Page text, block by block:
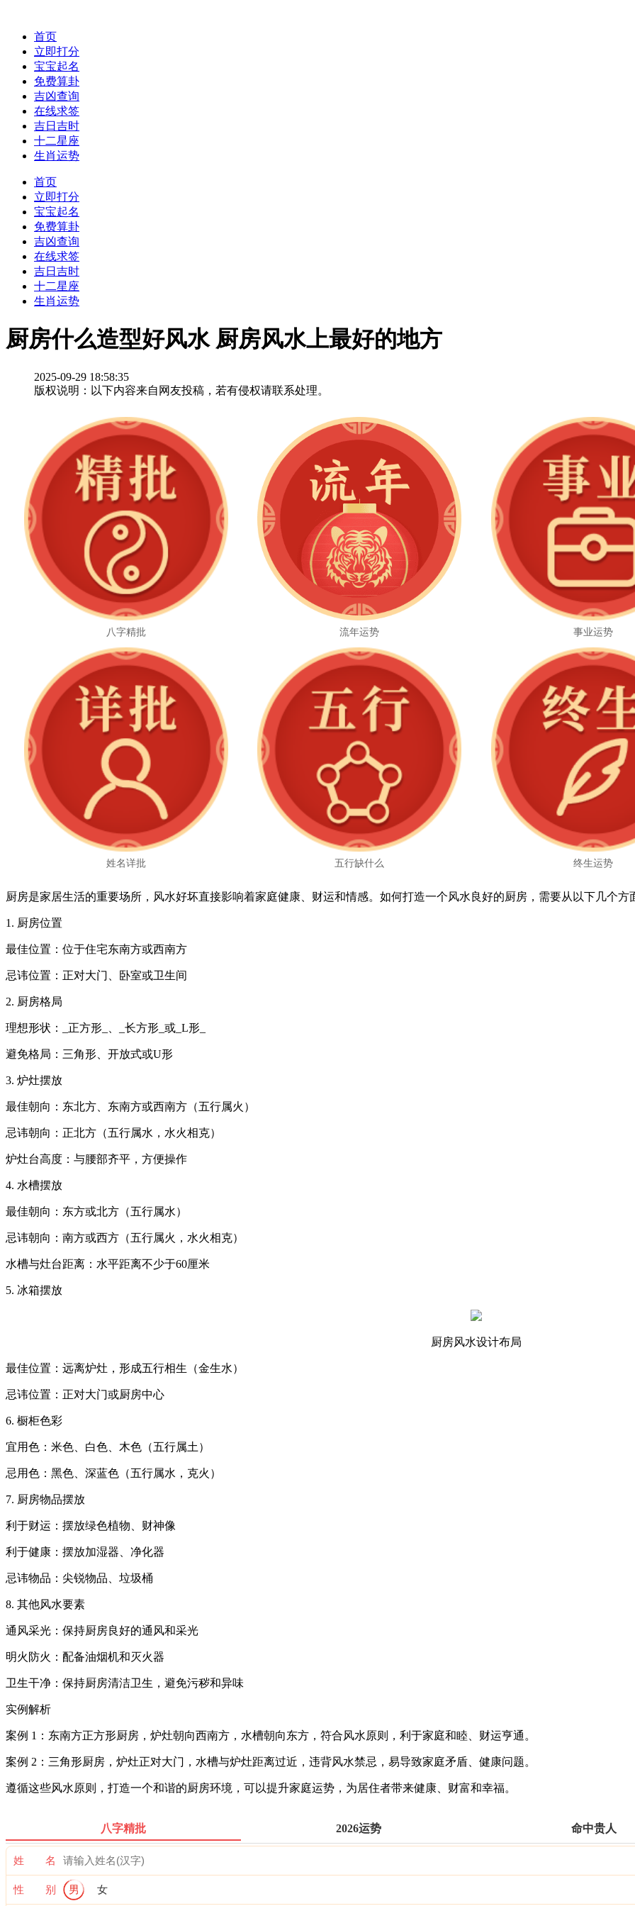
首页
立即打分
宝宝起名
免费算卦
吉凶查询
在线求签
吉日吉时
十二星座
生肖运势
首页
立即打分
宝宝起名
免费算卦
吉凶查询
在线求签
吉日吉时
十二星座
生肖运势
厨房什么造型好风水 厨房风水上最好的地方
2025-09-29 18:58:35
版权说明：以下内容来自网友投稿，若有侵权请联系处理。
八字精批 流年运势 事业运势
姓名详批 五行缺什么 终生运势
厨房是家居生活的重要场所，风水好坏直接影响着家庭健康、财运和情感。如何打造一个风水良好的厨房，需要从以下几个方
1. 厨房位置
最佳位置：位于住宅东南方或西南方
忌讳位置：正对大门、卧室或卫生间
2. 厨房格局
理想形状：_正方形_、_长方形_或_L形_
避免格局：三角形、开放式或U形
3. 炉灶摆放
最佳朝向：东北方、东南方或西南方（五行属火）
忌讳朝向：正北方（五行属水，水火相克）
炉灶台高度：与腰部齐平，方便操作
4. 水槽摆放
最佳朝向：东方或北方（五行属水）
忌讳朝向：南方或西方（五行属火，水火相克）
水槽与灶台距离：水平距离不少于60厘米
5. 冰箱摆放
厨房风水设计布局
最佳位置：远离炉灶，形成五行相生（金生水）
忌讳位置：正对大门或厨房中心
6. 橱柜色彩
宜用色：米色、白色、木色（五行属土）
忌用色：黑色、深蓝色（五行属水，克火）
7. 厨房物品摆放
利于财运：摆放绿色植物、财神像
利于健康：摆放加湿器、净化器
忌讳物品：尖锐物品、垃圾桶
8. 其他风水要素
通风采光：保持厨房良好的通风和采光
明火防火：配备油烟机和灭火器
卫生干净：保持厨房清洁卫生，避免污秽和异味
实例解析
案例 1：东南方正方形厨房，炉灶朝向西南方，水槽朝向东方，符合风水原则，利于家庭和睦、财运亨通。
案例 2：三角形厨房，炉灶正对大门，水槽与炉灶距离过近，违背风水禁忌，易导致家庭矛盾、健康问题。
遵循这些风水原则，打造一个和谐的厨房环境，可以提升家庭运势，为居住者带来健康、财富和幸福。
八字精批 2026运势 命中贵人
姓 名
性 别 男 女